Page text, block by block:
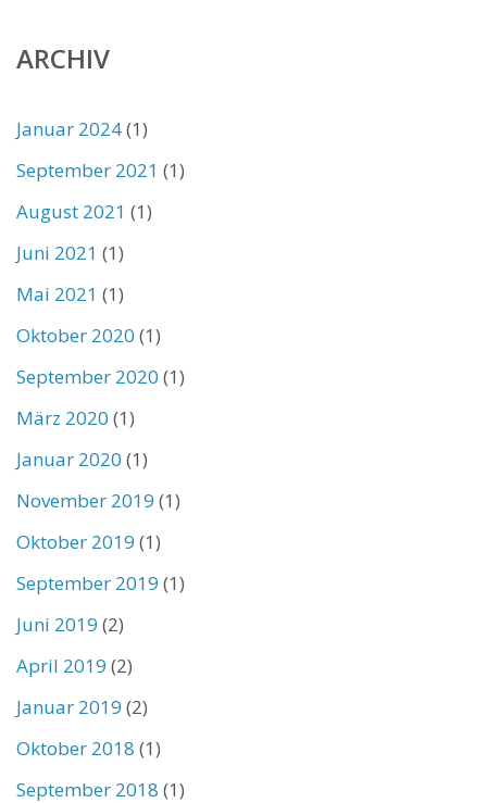
ARCHIV
Januar 2024(1)
September 2021 (1)
August 2021 (1)
Juni 2021 (1)
Mai 2021 (1)
Oktober 2020 (1)
September 2020 (1)
März 2020 (1)
Januar 2020 (1)
November 2019 (1)
Oktober 2019 (1)
September 2019 (1)
Juni 2019 (2)
April 2019 (2)
Januar 2019 (2)
Oktober 2018 (1)
September 2018 (1)